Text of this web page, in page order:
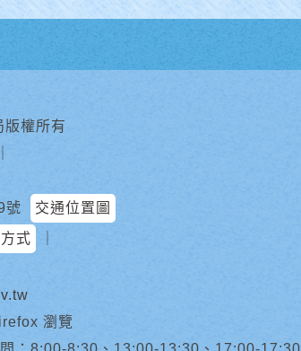
權所有
號
交通位置圖
式
瀏覽